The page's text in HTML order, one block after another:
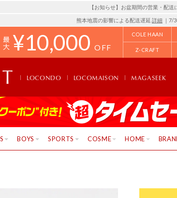
【お知らせ】お盆期間の営業・配送
熊本地震の影響による配送遅延 詳細 ｜7/
¥10,000 OFF
COLE HAAN
Z-CRAFT
LOCONDO LOCOMAISON MAGASEEK
BOYS SPORTS COSME HOME